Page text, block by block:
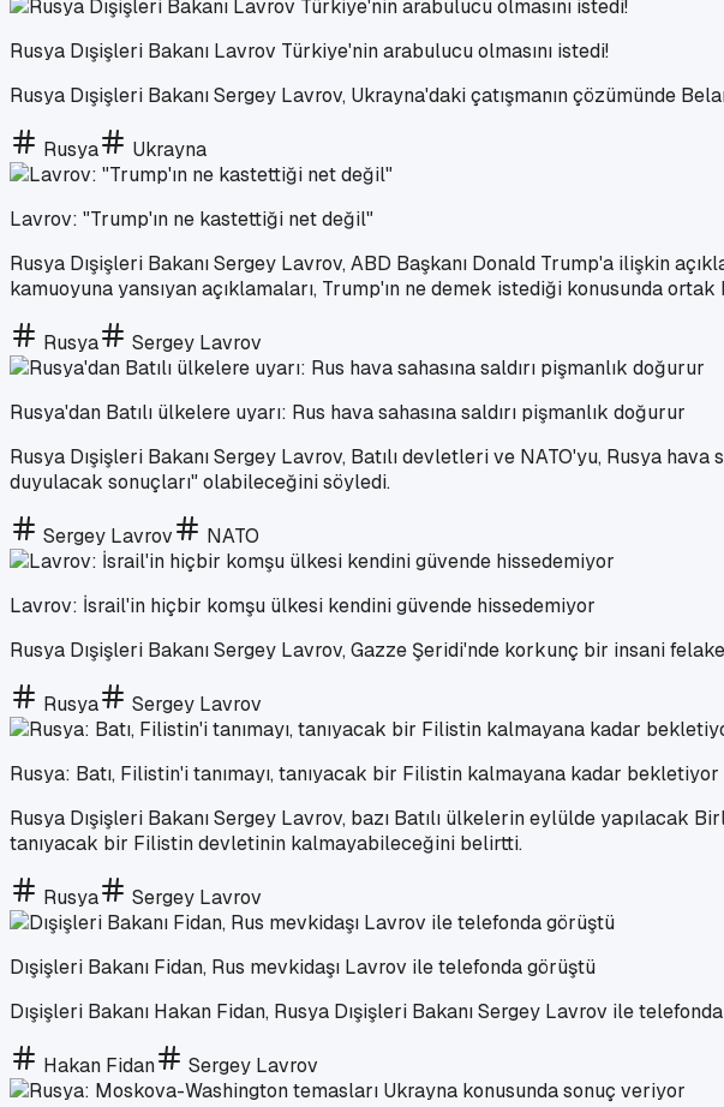
Rusya Dışişleri Bakanı Lavrov Türkiye'nin arabulucu olmasını istedi!
Rusya Dışişleri Bakanı Sergey Lavrov, Ukrayna'daki çatışmanın çözümünde
Rusya Ukrayna
Lavrov: "Trump'ın ne kastettiği net değil"
Rusya Dışişleri Bakanı Sergey Lavrov, ABD Başkanı Donald Trump'a ilişkin
kamuoyuna yansıyan açıklamaları, Trump'ın ne demek istediği konusunda
Rusya Sergey Lavrov
Rusya'dan Batılı ülkelere uyarı: Rus hava sahasına saldırı pişmanlık doğurur
Rusya Dışişleri Bakanı Sergey Lavrov, Batılı devletleri ve NATO'yu, Rusya
duyulacak sonuçları" olabileceğini söyledi.
Sergey Lavrov NATO
Lavrov: İsrail'in hiçbir komşu ülkesi kendini güvende hissedemiyor
Rusya Dışişleri Bakanı Sergey Lavrov, Gazze Şeridi'nde korkunç bir insani
Rusya Sergey Lavrov
Rusya: Batı, Filistin'i tanımayı, tanıyacak bir Filistin kalmayana kadar bekletiyor
Rusya Dışişleri Bakanı Sergey Lavrov, bazı Batılı ülkelerin eylülde yapılacak
tanıyacak bir Filistin devletinin kalmayabileceğini belirtti.
Rusya Sergey Lavrov
Dışişleri Bakanı Fidan, Rus mevkidaşı Lavrov ile telefonda görüştü
Dışişleri Bakanı Hakan Fidan, Rusya Dışişleri Bakanı Sergey Lavrov ile
Hakan Fidan Sergey Lavrov